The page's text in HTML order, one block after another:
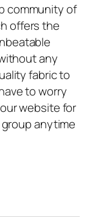
community of
offers the
any
fabric to
to worry
website for
anytime